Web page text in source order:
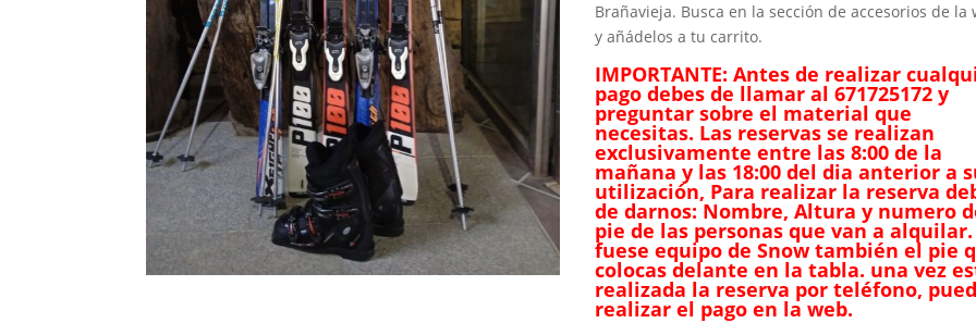
Brañavieja. Busca en la sección de accesorios de la
y añádelos a tu carrito.
IMPORTANTE: Antes de realizar
pago debes de llamar al 671725172 y
preguntar sobre el material que
necesitas. Las reservas se realizan
exclusivamente entre las 8:00 de la
mañana y las 18:00 del dia anterior a
utilización, Para realizar la reserva
de darnos: Nombre, Altura y numero
pie de las personas que van a alquilar.
fuese equipo de Snow también el pie
colocas delante en la tabla. una vez
realizada la reserva por teléfono,
realizar el pago en la web.